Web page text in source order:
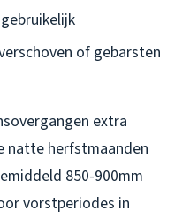
of gebarsten
extra
natte herfstmaanden
850-900mm
vorstperiodes in